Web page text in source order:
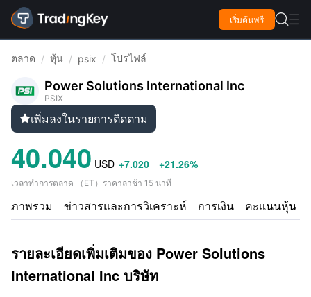
เริ่มต้นฟรี  
ตลาด / หุ้น / psix / โปรไฟล์
Power Solutions International Inc
PSIX
เพิ่มลงในรายการติดตาม
40.040 USD +7.020 +21.26%
เวลาทำการตลาด （ ET ） ราคาล่าช้า 15 นาที
ภาพรวม ข่าวสารและการวิเคราะห์ การเงิน คะเเนนหุ้น
รายละเอียดเพิ่มเติมของ Power Solutions
International Inc บริษัท